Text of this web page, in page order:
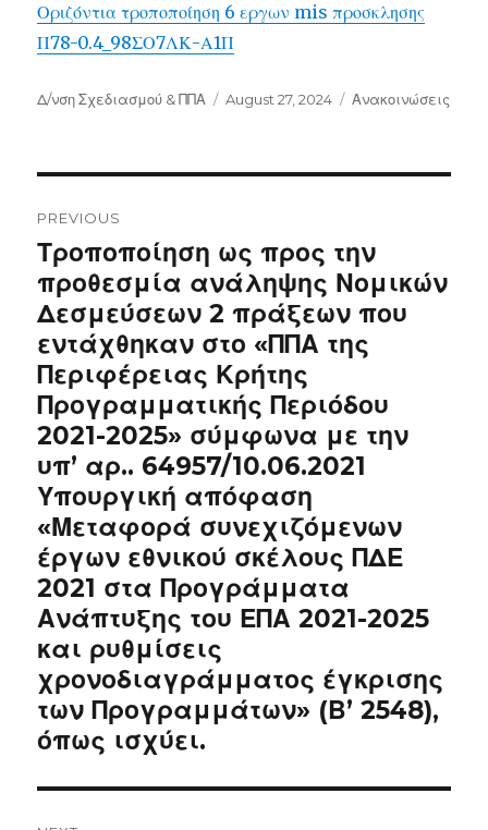
Οριζόντια τροποποίηση 6 εργων mis προσκλησης
Π78-0.4_98ΣΟ7ΛΚ-Α1Π
Author
Δ/νση Σχεδιασμού & ΠΠΑ
Posted
August 27, 2024 Categories
Ανακοινώσεις
navigation
PREVIOUS
Previous
post:
Τροποποίηση ως προς την
προθεσμία ανάληψης Νομικών
Δεσμεύσεων 2 πράξεων που
εντάχθηκαν στο «ΠΠΑ της
Περιφέρειας Κρήτης
Προγραμματικής Περιόδου
2021-2025» σύμφωνα με την
υπ’ αρ.. 64957/10.06.2021
Υπουργική απόφαση
«Μεταφορά συνεχιζόμενων
έργων εθνικού σκέλους ΠΔΕ
2021 στα Προγράμματα
Ανάπτυξης του ΕΠΑ 2021-2025
και ρυθμίσεις
χρονοδιαγράμματος έγκρισης
των Προγραμμάτων» (Β’ 2548),
όπως ισχύει.